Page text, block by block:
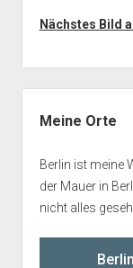
Nächstes Bild
Meine Orte
Berlin ist meine
der Mauer in
nicht alles